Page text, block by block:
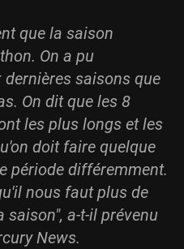
que la saison
On a pu
saisons que
On dit que les 8
les plus longs et les
doit faire quelque
période différemment.
nous faut plus de
saison", a-t-il prévenu
News.